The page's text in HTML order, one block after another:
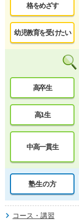
格をめざす
幼児教育を受けたい
高卒生
高1生
中高一貫生
塾生の方
コース・講習